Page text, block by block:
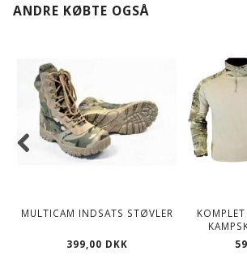
ANDRE KØBTE OGSÅ
MULTICAM INDSATS STØVLER
399,00 DKK